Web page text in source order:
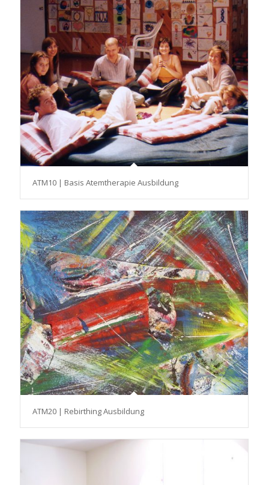
ATM10 | Basis Atemtherapie Ausbildung
ATM20 | Rebirthing Ausbildung